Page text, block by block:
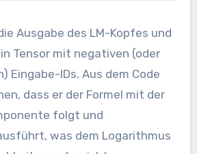
Ausgabe des LM-Kopfes und
Tensor mit negativen (oder
Eingabe-IDs. Aus dem Code
dass er der Formel mit der
folgt und
was dem Logarithmus